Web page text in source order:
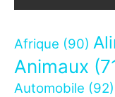
Afrique (90)
Animaux
Automobile (92)